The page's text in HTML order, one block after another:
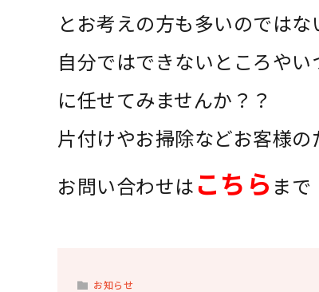
とお考えの方も多いのではな
自分ではできないところや
に任せてみませんか？？
片付けやお掃除などお客様
お問い合わせはこちら まで
お知らせ